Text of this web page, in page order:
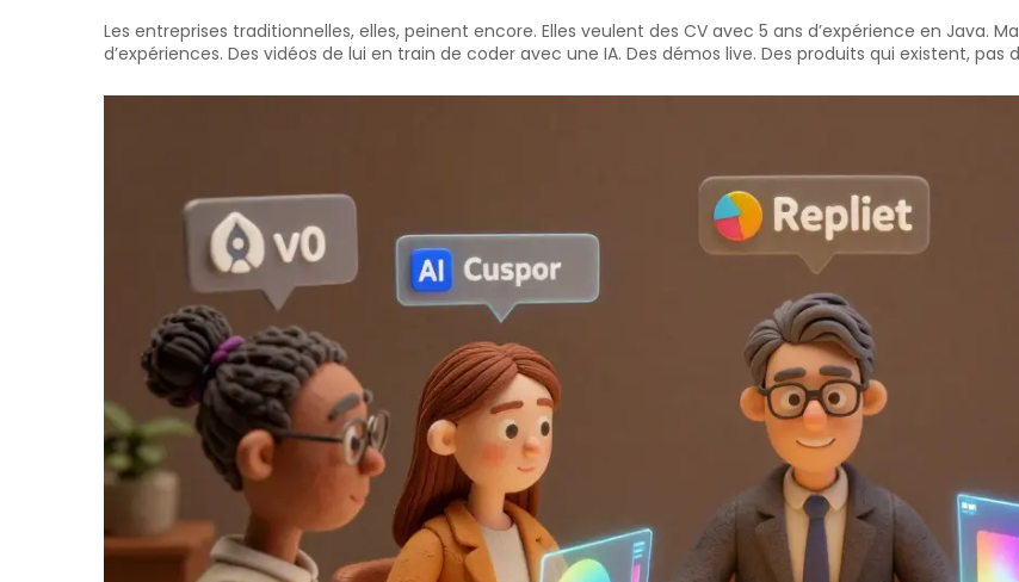
Les entreprises traditionnelles, elles, peinent encore. Elles veulent des CV avec 5 ans d’expérience en Java.
d’expériences. Des vidéos de lui en train de coder avec une IA. Des démos live. Des produits qui existent, pas